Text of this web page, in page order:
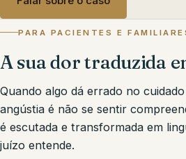
PARA PACIENTES E
A sua dor traduzida
Quando algo dá errado no
angústia é não se sentir
é escutada e transformada em
juízo entende.